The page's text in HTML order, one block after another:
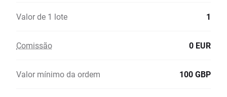
Valor de 1 lote 1
Comissão 0 EUR
Valor mínimo da ordem 100 GBP